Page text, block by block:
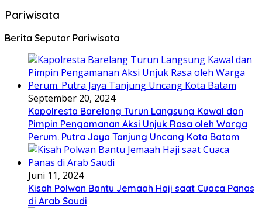
Pariwisata
Berita Seputar Pariwisata
September 20, 2024
Kapolresta Barelang Turun Langsung Kawal dan
Pimpin Pengamanan Aksi Unjuk Rasa oleh Warga
Perum. Putra Jaya Tanjung Uncang Kota Batam
Juni 11, 2024
Kisah Polwan Bantu Jemaah Haji saat Cuaca Panas
di Arab Saudi